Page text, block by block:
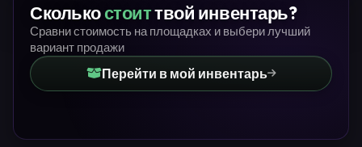
Сколькостоиттвой инвентарь?
Сравни стоимость на площадках и выбери лучший
вариант продажи
Перейти в мой инвентарь